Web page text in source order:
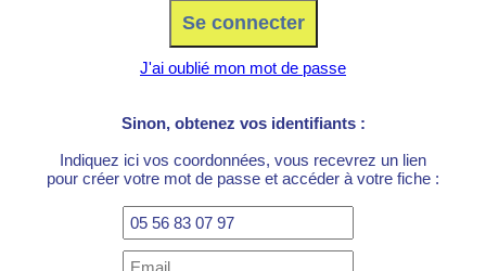
J'ai oublié mon mot de passe
Sinon, obtenez vos identifiants :
Indiquez ici vos coordonnées, vous recevrez un lien
pour créer votre mot de passe et accéder à votre fiche :